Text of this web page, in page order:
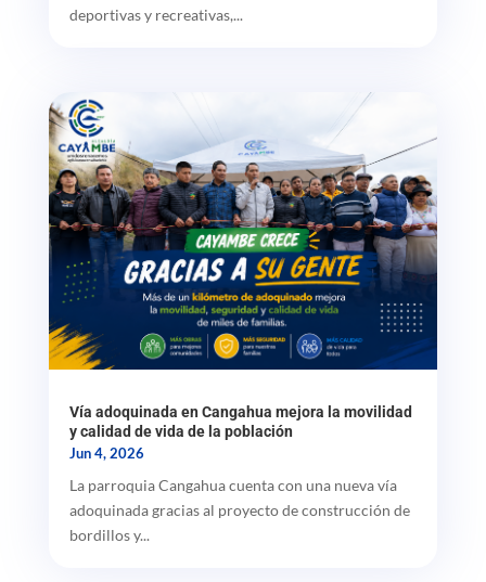
deportivas y recreativas,...
Vía adoquinada en Cangahua mejora la movilidad
y calidad de vida de la población
Jun 4, 2026
La parroquia Cangahua cuenta con una nueva vía
adoquinada gracias al proyecto de construcción de
bordillos y...